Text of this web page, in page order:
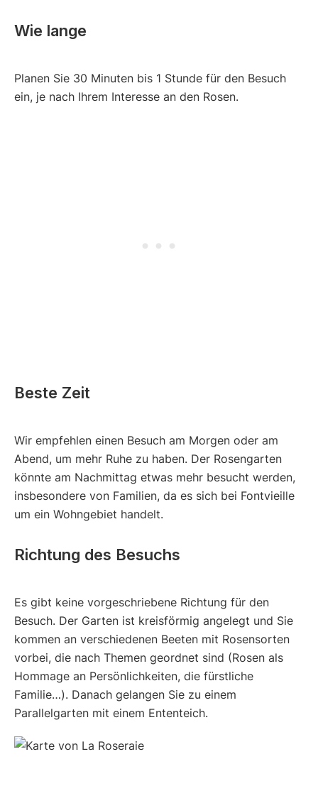
Wie lange
Planen Sie 30 Minuten bis 1 Stunde für den Besuch
ein, je nach Ihrem Interesse an den Rosen.
Beste Zeit
Wir empfehlen einen Besuch am Morgen oder am
Abend, um mehr Ruhe zu haben. Der Rosengarten
könnte am Nachmittag etwas mehr besucht werden,
insbesondere von Familien, da es sich bei Fontvieille
um ein Wohngebiet handelt.
Richtung des Besuchs
Es gibt keine vorgeschriebene Richtung für den
Besuch. Der Garten ist kreisförmig angelegt und Sie
kommen an verschiedenen Beeten mit Rosensorten
vorbei, die nach Themen geordnet sind (Rosen als
Hommage an Persönlichkeiten, die fürstliche
Familie…). Danach gelangen Sie zu einem
Parallelgarten mit einem Ententeich.